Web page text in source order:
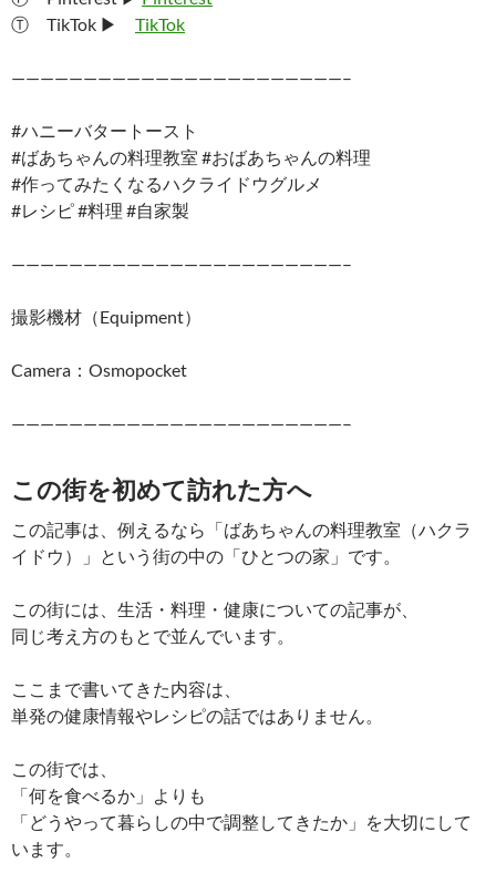
Ⓣ TikTok ▶︎ TikTok
———————————————————————–
#ハニーバタートースト
#ばあちゃんの料理教室 #おばあちゃんの料理
#作ってみたくなるハクライドウグルメ
#レシピ #料理 #自家製
———————————————————————–
撮影機材（Equipment）
Camera：Osmopocket
———————————————————————–
この街を初めて訪れた方へ
この記事は、例えるなら「ばあちゃんの料理教室（ハクラ
イドウ）」という街の中の「ひとつの家」です。
この街には、生活・料理・健康についての記事が、
同じ考え方のもとで並んでいます。
ここまで書いてきた内容は、
単発の健康情報やレシピの話ではありません。
この街では、
「何を食べるか」よりも
「どうやって暮らしの中で調整してきたか」を大切にして
います。